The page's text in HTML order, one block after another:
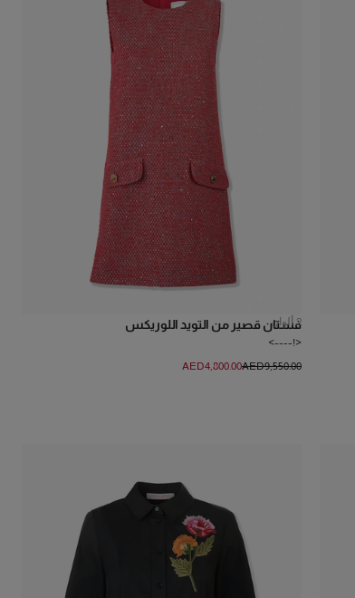
فستان قصير من التويد اللوريكس
<!---->
2 ألوان
AED‌9,550.00
AED‌4,800.00